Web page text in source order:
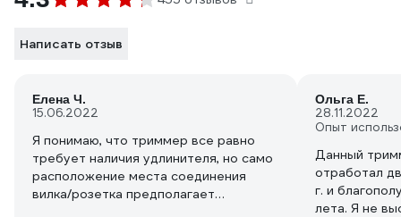
Написать отзыв
Елена Ч.
15.06.2022
Я понимаю, что триммер все равно
требует наличия удлинителя, но само
расположение места соединения
вилка/розетка предполагает
Ольга Е.
28.11.2022
Опыт
Данный
отработал
г. и
лета. Я не